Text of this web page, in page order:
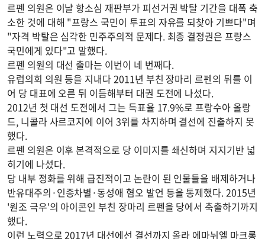
르펜 의원은 이날 항소심 재판부가 피선거권 박탈 기간을 대폭 축
소한 것에 대해 "프랑스 국민이 투표의 자유를 되찾아 기쁘다"며
"자격 박탈은 심각한 민주주의적 문제다. 최종 결정권은 프랑스
국민에게 있다"고 말했다.
르펜 의원의 대선 출마는 이번이 네 번째다.
유럽의회 의원 등을 지내다 2011년 부친 장마리 르펜의 뒤를 이
어 당 대표에 오른 뒤 이듬해부터 대권 도전에 나섰다.
2012년 첫 대선 도전에서 그는 득표율 17.9%로 프랑수아 올랑
드, 니콜라 사르코지에 이어 3위를 차지하며 결선에 진출하지 못
했다.
르펜 의원은 이후 본격적으로 당 이미지를 쇄신하며 지지기반 넓
히기에 나섰다.
당 내부 정화를 위해 급진적이고 논란이 된 인물들을 배제하거나
반유대주의·인종차별·동성애 혐오 발언 등을 통제했다. 2015년
'원조 극우'의 아이콘인 부친 장마리 르펜을 당에서 축출하기까지
했다.
이런 노력으로 2017년 대선에선 결선까지 올라 에마뉘엘 마크롱